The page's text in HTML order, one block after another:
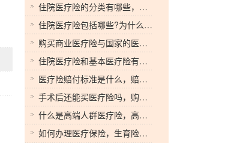
住院医疗险的分类有哪些，具体有什么报销区别？
住院医疗险包括哪些?为什么需要单独购买住院医疗险？
购买商业医疗险与国家的医疗险有什么不同点？
住院医疗险和基本医疗险有哪些区别？二者有哪些不同
医疗险赔付标准是什么，赔付标准具体有什么规定
手术后还能买医疗险吗，购买商业医疗险合同需要注意什么？
什么是高端人群医疗险，高端医疗保险跟普通的医疗保险有什么区别
如何办理医疗保险，生育险和医疗险合并会有哪些影响